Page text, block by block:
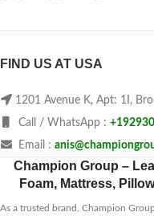
FIND US AT USA
1201 Avenue K, Apt: 1I,
Call / WhatsApp :
Email :
Champion Group –
Foam, Mattress,
As a trusted brand, Champion